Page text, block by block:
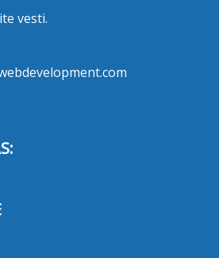
vesti.